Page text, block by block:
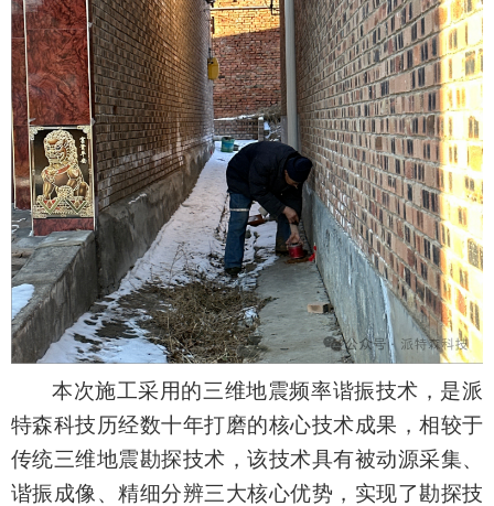
本次施工采用的三维地震频率谐振技术，是派
特森科技历经数十年打磨的核心技术成果，相较于
传统三维地震勘探技术，该技术具有被动源采集、
谐振成像、精细分辨三大核心优势，实现了勘探技